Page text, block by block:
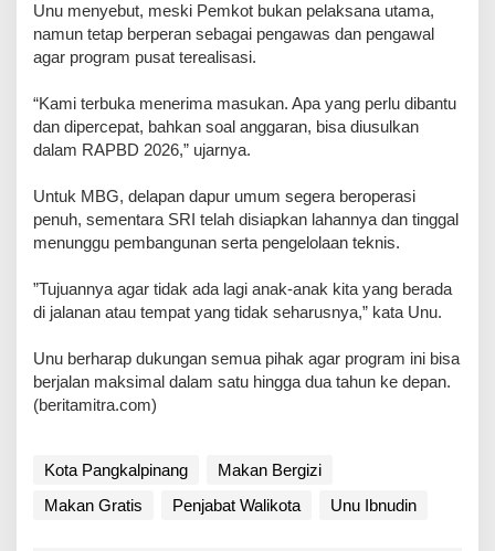
‎Unu menyebut, meski Pemkot bukan pelaksana utama,
namun tetap berperan sebagai pengawas dan pengawal
agar program pusat terealisasi.
‎“Kami terbuka menerima masukan. Apa yang perlu dibantu
dan dipercepat, bahkan soal anggaran, bisa diusulkan
dalam RAPBD 2026,” ujarnya.
‎Untuk MBG, delapan dapur umum segera beroperasi
penuh, sementara SRI telah disiapkan lahannya dan tinggal
menunggu pembangunan serta pengelolaan teknis.
‎”Tujuannya agar tidak ada lagi anak-anak kita yang berada
di jalanan atau tempat yang tidak seharusnya,” kata Unu.
‎Unu berharap dukungan semua pihak agar program ini bisa
berjalan maksimal dalam satu hingga dua tahun ke depan.
(beritamitra.com)
Kota Pangkalpinang
Makan Bergizi
Makan Gratis
Penjabat Walikota Unu Ibnudin